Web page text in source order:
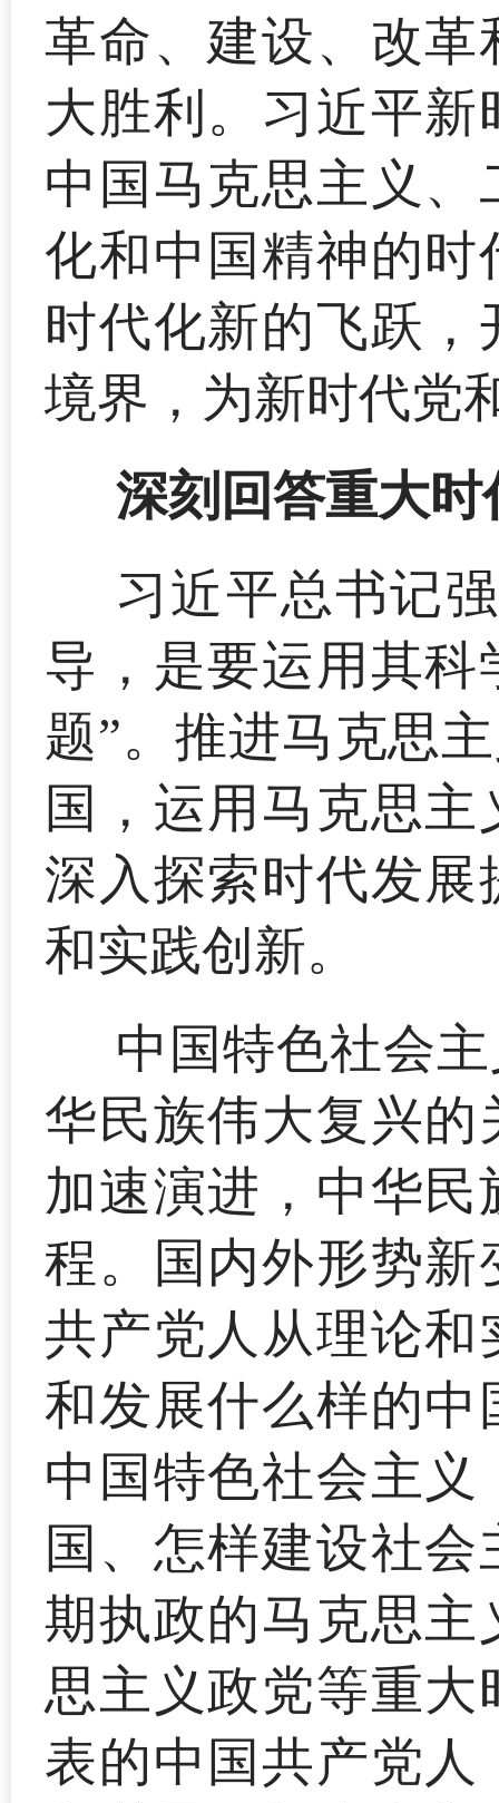
革命、建设、改
大胜利。习近平
中国马克思主义
化和中国精神的
时代化新的飞跃
境界，为新时代党
深刻回答重大时
习近平总书记
导，是要运用其
题”。推进马克思
国，运用马克思
深入探索时代发
和实践创新。
中国特色社会
华民族伟大复兴
加速演进，中华
程。国内外形势
共产党人从理论
和发展什么样的
中国特色社会主
国、怎样建设社
期执政的马克思
思主义政党等重
表的中国共产党